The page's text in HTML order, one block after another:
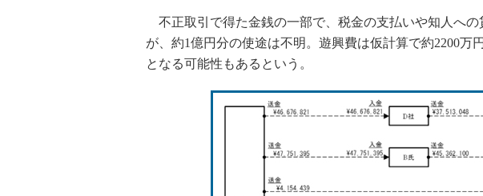
不正取引で得た金銭の一部で、税金の支払いや知人への
が、約1億円分の使途は不明。遊興費は仮計算で約2200万
となる可能性もあるという。